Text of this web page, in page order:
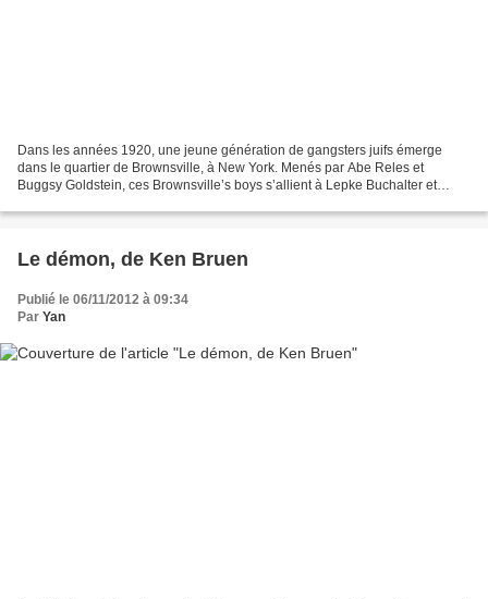
Dans les années 1920, une jeune génération de gangsters juifs émerge
dans le quartier de Brownsville, à New York. Menés par Abe Reles et
Buggsy Goldstein, ces Brownsville’s boys s’allient à Lepke Buchalter et
Le démon, de Ken Bruen
Publié le 06/11/2012 à 09:34
Par Yan